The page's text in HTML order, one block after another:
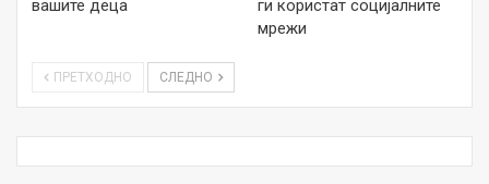
вашите деца
ги користат социјалните
мрежи
ПРЕТХОДНО СЛЕДНО